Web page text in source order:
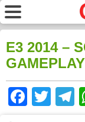
E3 2014 –